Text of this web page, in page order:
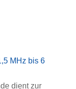
MHz bis 6
dient zur